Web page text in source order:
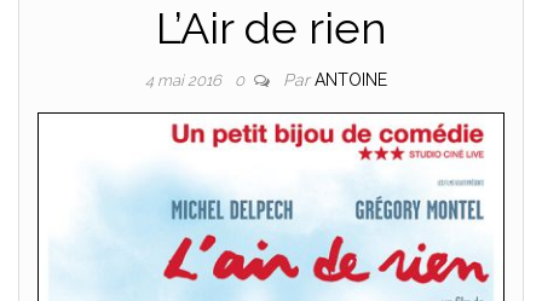
L’Air de rien
4 mai 2016 0 ParANTOINE